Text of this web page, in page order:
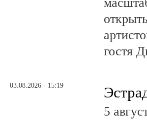
гостя
03.08.2026 - 15:19
5